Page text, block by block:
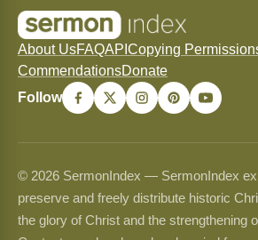
About UsFAQAPI Copying
CommendationsDonate
Follow
© 2026 SermonIndex — SermonIndex
preserve and freely distribute historic
the glory of Christ and the strengthening